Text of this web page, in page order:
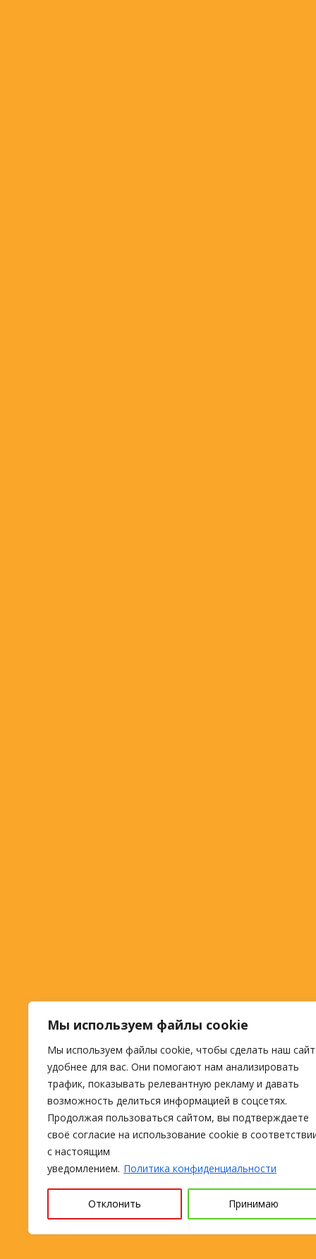
Мы используем файлы cookie
Мы используем файлы cookie, чтобы сделать наш сайт
удобнее для вас. Они помогают нам анализировать
трафик, показывать релевантную рекламу и давать
возможность делиться информацией в соцсетях.
Продолжая пользоваться сайтом, вы подтверждаете
своё согласие на использование cookie в
с настоящим
уведомлением. Политика конфиденциальности
Отклонить Принимаю